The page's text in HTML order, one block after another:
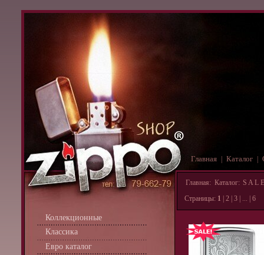
Главная Каталог
Коллекционные
Классика
Евро каталог
Главная: Каталог: S A L
Страницы: 1 2 3 | ... | 6